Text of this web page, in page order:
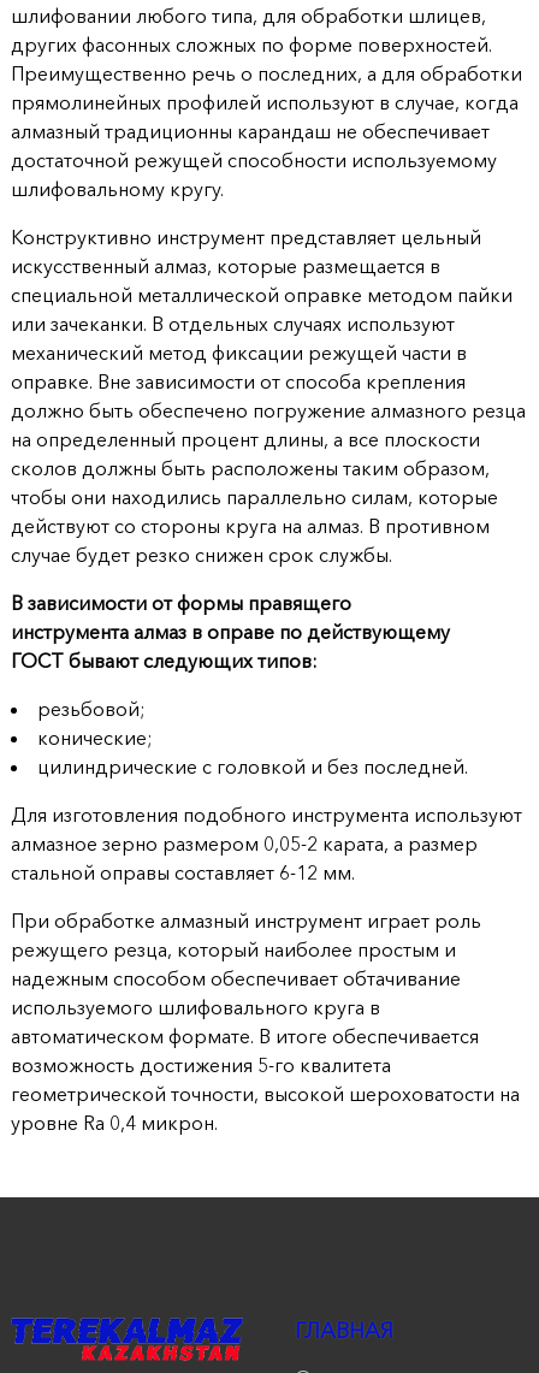
шлифовании любого типа, для обработки шлицев,
других фасонных сложных по форме поверхностей.
Преимущественно речь о последних, а для обработки
прямолинейных профилей используют в случае, когда
алмазный традиционны карандаш не обеспечивает
достаточной режущей способности используемому
шлифовальному кругу.
Конструктивно инструмент представляет цельный
искусственный алмаз, которые размещается в
специальной металлической оправке методом пайки
или зачеканки. В отдельных случаях используют
механический метод фиксации режущей части в
оправке. Вне зависимости от способа крепления
должно быть обеспечено погружение алмазного резца
на определенный процент длины, а все плоскости
сколов должны быть расположены таким образом,
чтобы они находились параллельно силам, которые
действуют со стороны круга на алмаз. В противном
случае будет резко снижен срок службы.
В зависимости от формы правящего
инструмента алмаз в оправе по действующему
ГОСТ бывают следующих типов:
резьбовой;
конические;
цилиндрические с головкой и без последней.
Для изготовления подобного инструмента используют
алмазное зерно размером 0,05-2 карата, а размер
стальной оправы составляет 6-12 мм.
При обработке алмазный инструмент играет роль
режущего резца, который наиболее простым и
надежным способом обеспечивает обтачивание
используемого шлифовального круга в
автоматическом формате. В итоге обеспечивается
возможность достижения 5-го квалитета
геометрической точности, высокой шероховатости на
уровне Ra 0,4 микрон.
ГЛАВНАЯ